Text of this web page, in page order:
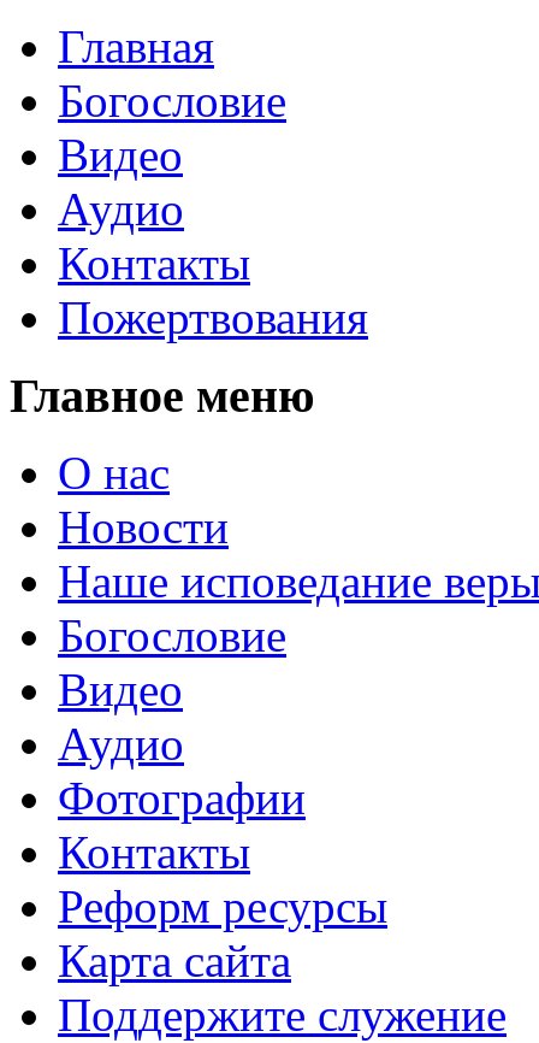
Главная
Богословие
Видео
Аудио
Контакты
Пожертвования
Главное меню
О нас
Новости
Наше исповедание
Богословие
Видео
Аудио
Фотографии
Контакты
Реформ ресурсы
Карта сайта
Поддержите служение